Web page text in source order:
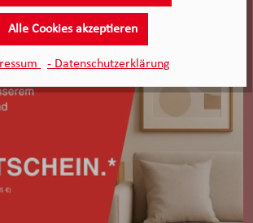
Alle Cookies akzeptieren
- Datenschutzerklärung